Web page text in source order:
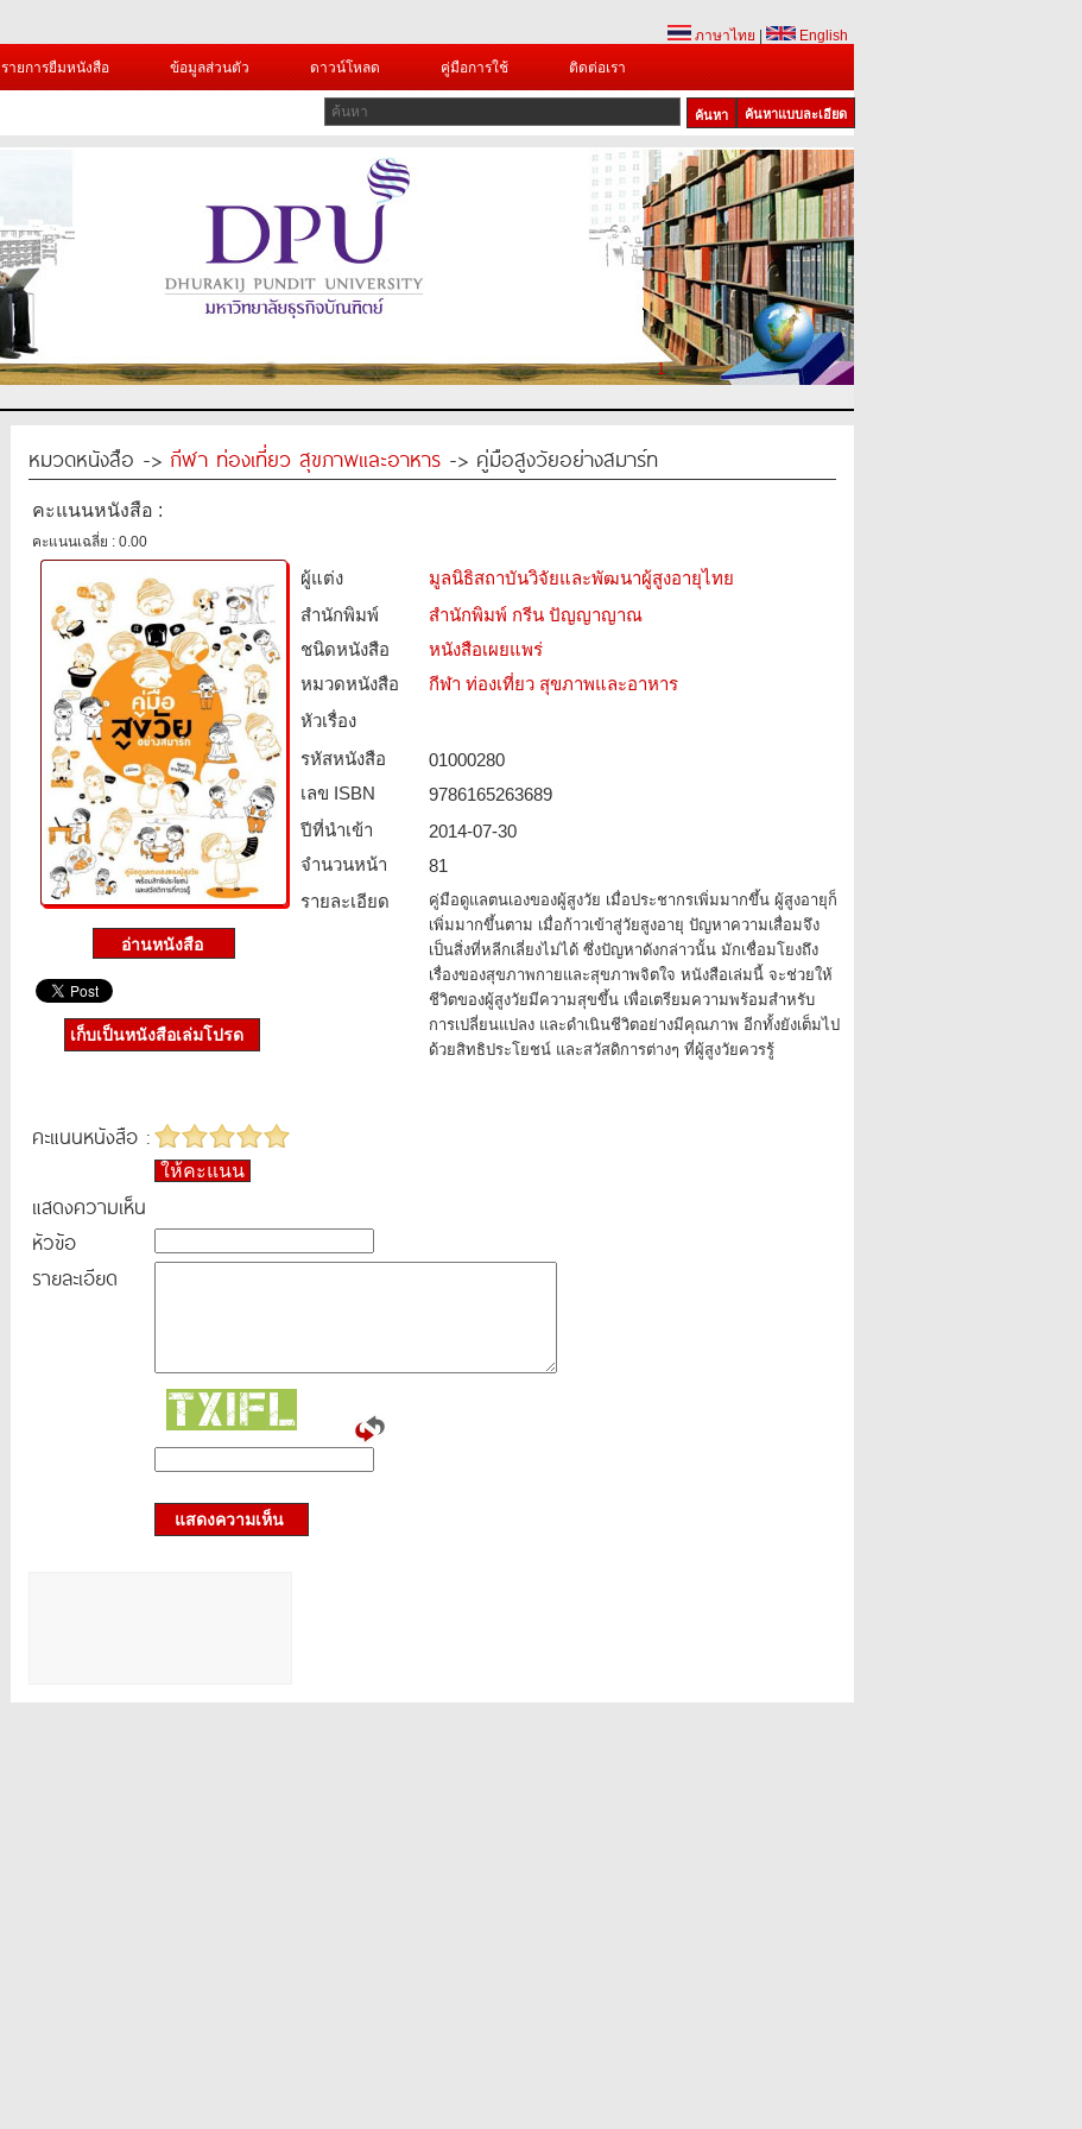
ภาษาไทย
English
รายการยืมหนังสือ ข้อมูลส่วนตัว ดาวน์โหลด คู่มือการใช้ ติดต่อเรา
ค้นหาแบบละเอียด
1
หมวดหนังสือ -> กีฬา ท่องเที่ยว สุขภาพและอาหาร -> คู่มือสูงวัยอย่างสมาร์ท
คะแนนหนังสือ :
คะแนนเฉลี่ย : 0.00
ผู้แต่ง
มูลนิธิสถาบันวิจัยและพัฒนาผู้สูงอายุไทย
สำนักพิมพ์
สำนักพิมพ์ กรีน ปัญญาญาณ
ชนิดหนังสือ­
หนังสือเผยแพร่
หมวดหนังสือ­
กีฬา ท่องเที่ยว สุขภาพและอาหาร
หัวเรื่อง
รหัสหนังสือ­
01000280
เลข ISBN
9786165263689
ปีที่นำเข้า
2014-07-30
จำนวนหน้า
81
รายละเอียด
คู่มือดูแลตนเองของผู้สูงวัย เมื่อประชากรเพิ่มมากขึ้น ผู้สูงอายุก็
เพิ่มมากขึ้นตาม เมื่อก้าวเข้าสู่วัยสูงอายุ ปัญหาความเสื่อมจึง
เป็นสิ่งที่หลีกเลี่ยงไม่ได้ ซึ่งปัญหาดังกล่าวนั้น มักเชื่อมโยงถึง
เรื่องของสุขภาพกายและสุขภาพจิตใจ หนังสือเล่มนี้ จะช่วยให้
ชีวิตของผู้สูงวัยมีความสุขขึ้น เพื่อเตรียมความพร้อมสำหรับ
การเปลี่ยนแปลง และดำเนินชีวิตอย่างมีคุณภาพ อีกทั้งยังเต็มไป
ด้วยสิทธิประโยชน์ และสวัสดิการต่างๆ ที่ผู้สูงวัยควรรู้
เก็บเป็นหนังสือเล่มโปรด
คะแนนหนังสือ :
ให้คะแนน
แสดงความเห็น
หัวข้อ
รายละเอียด
แสดงความเห็น